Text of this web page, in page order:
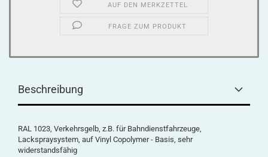
AUF DEN MERKZETTEL
FRAGE ZUM PRODUKT
Beschreibung
RAL 1023, Verkehrsgelb, z.B. für Bahndienstfahrzeuge,
Lackspraysystem, auf Vinyl Copolymer - Basis, sehr
widerstandsfähig